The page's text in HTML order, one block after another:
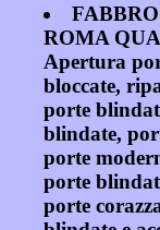
ROMA
Apertura
bloccate,
porte
blindate,
porte
porte
porte